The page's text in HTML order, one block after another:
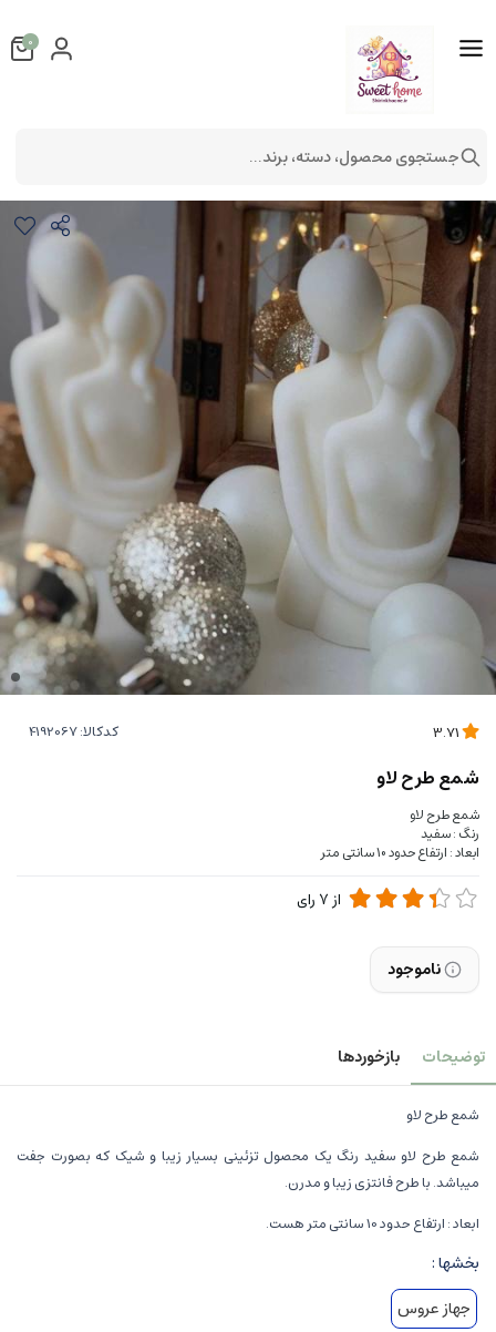
کدکالا:
شمع طرح لاو
شمع طرح لاو
رنگ : سفید
ابعاد : ارتفاع حدود 10 سانتی متر
از 7رای
ناموجود
توضیحات بازخوردها
شمع طرح لاو
شمع طرح لاو سفید رنگ یک محصول تزئینی بسیار زیبا و شیک که بصورت جفت
میباشد. با طرح فانتزی زیبا و مدرن.
ابعاد : ارتفاع حدود 10 سانتی متر هست.
بخشها :
جهاز عروس
0
جستجوی محصول، دسته، برند...